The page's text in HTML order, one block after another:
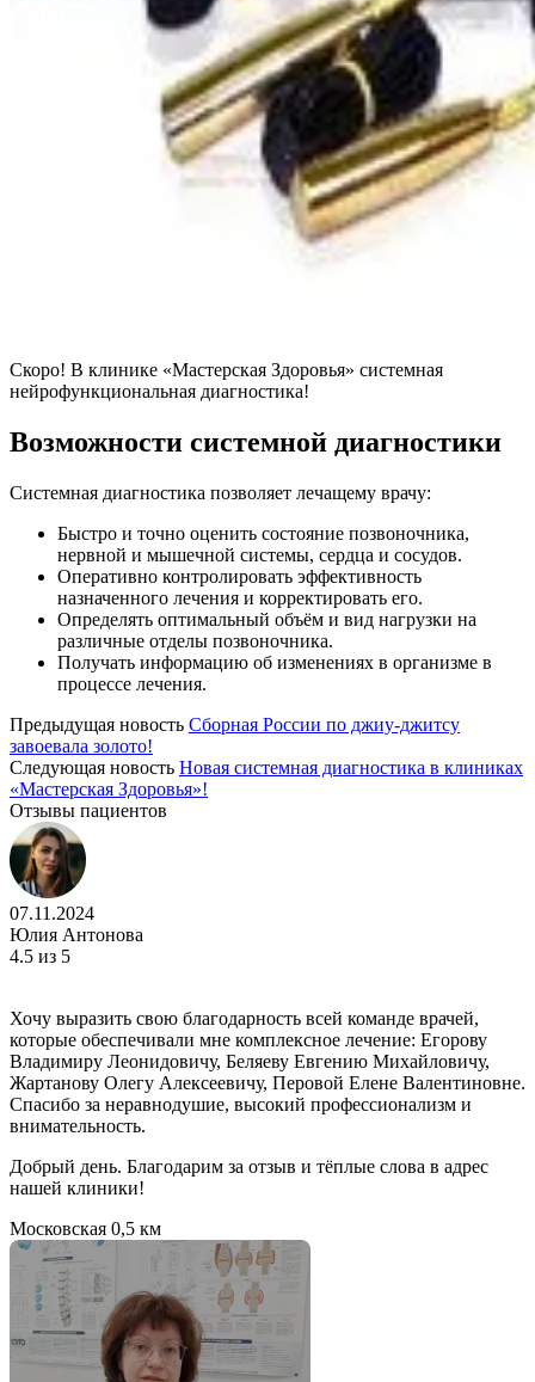
Скоро! В клинике «Мастерская Здоровья» системная
нейрофункциональная диагностика!
Возможности системной диагностики
Системная диагностика позволяет лечащему врачу:
Быстро и точно оценить состояние позвоночника,
нервной и мышечной системы, сердца и сосудов.
Оперативно контролировать эффективность
назначенного лечения и корректировать его.
Определять оптимальный объём и вид нагрузки на
различные отделы позвоночника.
Получать информацию об изменениях в организме в
процессе лечения.
Предыдущая новость Сборная России по джиу-джитсу
завоевала золото!
Следующая новость Новая системная диагностика в клиниках
«Мастерская Здоровья»!
Отзывы пациентов
07.11.2024
Юлия Антонова
4.5 из 5
Хочу выразить свою благодарность всей команде врачей,
которые обеспечивали мне комплексное лечение: Егорову
Владимиру Леонидовичу, Беляеву Евгению Михайловичу,
Жартанову Олегу Алексеевичу, Перовой Елене Валентиновне.
Спасибо за неравнодушие, высокий профессионализм и
внимательность.
Добрый день. Благодарим за отзыв и тёплые слова в адрес
нашей клиники!
Московская 0,5 км